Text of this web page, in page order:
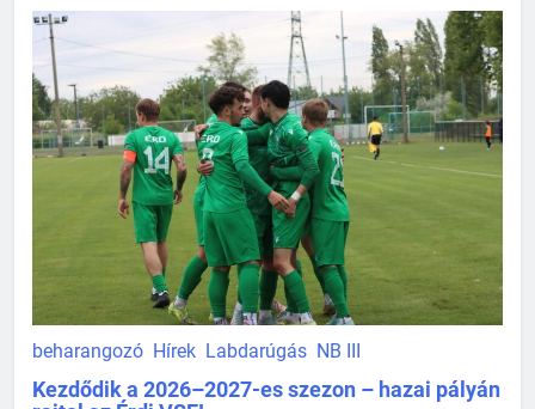
beharangozó Hírek Labdarúgás NB III
Kezdődik a 2026–2027-es szezon – hazai pályán